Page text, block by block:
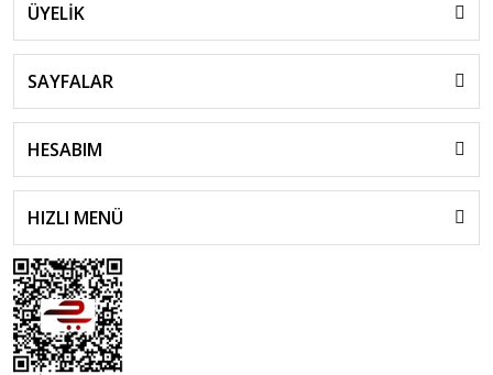
ÜYELİK
SAYFALAR
HESABIM
HIZLI MENÜ